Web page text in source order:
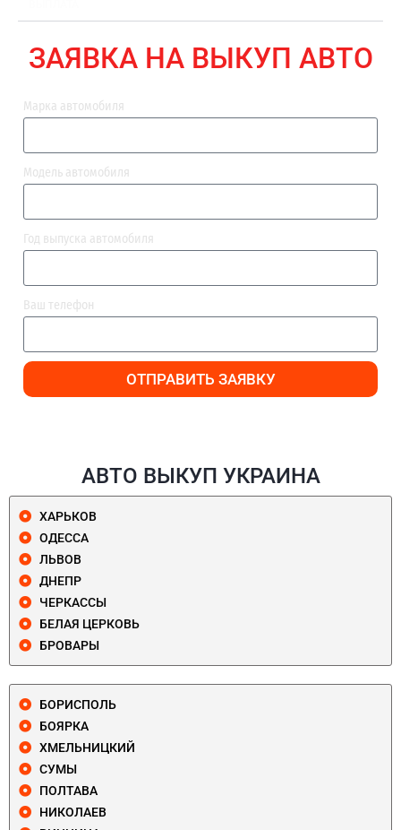
ЗАЯВКА НА ВЫКУП АВТО
Марка автомобиля
Модель автомобиля
Год выпуска автомобиля
Ваш телефон
ОТПРАВИТЬ ЗАЯВКУ
АВТО ВЫКУП УКРАИНА
ХАРЬКОВ
ОДЕССА
ЛЬВОВ
ДНЕПР
ЧЕРКАССЫ
БЕЛАЯ ЦЕРКОВЬ
БРОВАРЫ
БОРИСПОЛЬ
БОЯРКА
ХМЕЛЬНИЦКИЙ
СУМЫ
ПОЛТАВА
НИКОЛАЕВ